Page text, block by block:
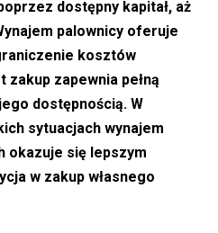
dostępny kapitał, aż
palownicy oferuje
kosztów
zapewnia pełną
dostępnością. W
sytuacjach wynajem
okazuje się lepszym
w zakup własnego